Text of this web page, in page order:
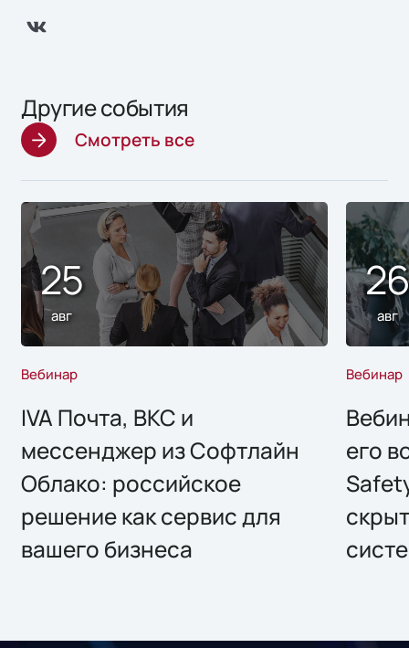
Другие события
Смотреть все
25
авг
Вебинар
IVA Почта, ВКС и
мессенджер из Софтлайн
Облако: российское
решение как сервис для
вашего бизнеса
авг
Вебинар
его